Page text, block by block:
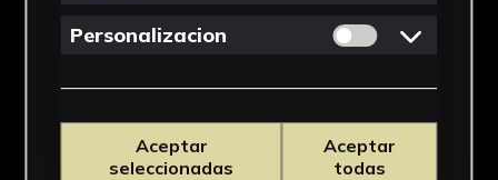
Personalizacion Permitir cookies
Aceptar
seleccionadas
Aceptar
todas